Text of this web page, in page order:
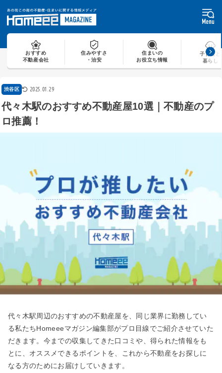
おすすめ
不動産会社
住みやすさ
・治安
住まいの
お役立ち情報
子育てと
暮らし
渋谷区 2025.01.29
代々木駅のおすすめ不動産屋10選｜不動産のプ
ロ推薦！
代々木駅周辺のおすすめの不動産屋を、同じ業界に勤務してい
る私たちHomeeeマガジン編集部がプロ目線でご紹介させていた
だきます。今までの収集してきた口コミや、得られた情報をも
とに、オススメできるポイントを、これから不動産をお探しに
なる方のためにお届けしていきます。